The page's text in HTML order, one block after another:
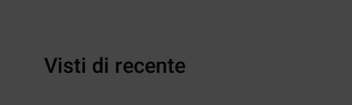
Visti di recente